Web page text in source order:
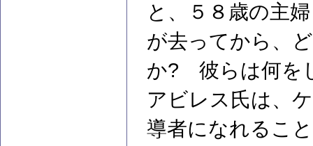
と、５８歳の主
が去ってから、
か? 彼らは何を
アビレス氏は、
導者になれるこ